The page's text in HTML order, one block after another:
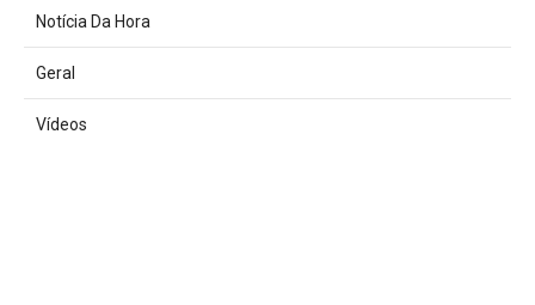
Notícia Da Hora
Geral
Vídeos